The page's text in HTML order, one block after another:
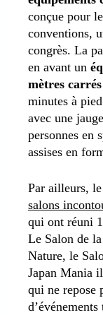
conçue pour
conventions,
congrès. La
en avant un
mètres
minutes à
avec une
personnes en
assises en
Par ailleurs,
salons
qui ont réuni
Le Salon de
Nature, le
Japan Mania
qui ne repose